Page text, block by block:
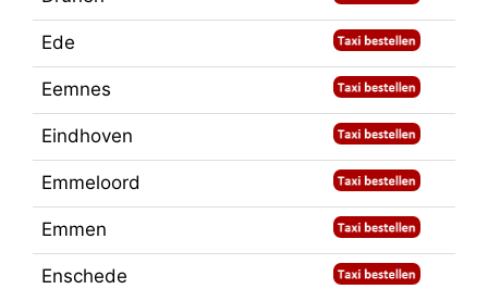
Ede
Eemnes
Eindhoven
Emmeloord
Emmen
Enschede